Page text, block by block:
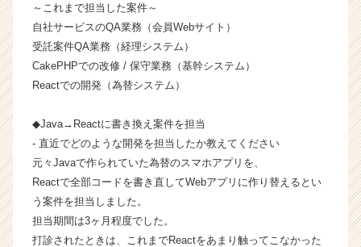
長
企
業
か
ら
ウ
ト
が
届
く
就
活
～これまで担当した案件～
自社サービスのQA業務（会員Webサイト）
受託案件QA業務（経理システム）
CakePHPでの改修 / 保守業務（基幹システム）
Reactでの開発（為替システム）
◆Java→Reactに書き換え案件を担当
- 直近でどのような開発を担当したか教えてください
元々Javaで作られていた為替のスマホアプリを、
Reactで全部コードを書き直してWebアプリに作り替えるとい
う案件を担当しました。
担当期間は3ヶ月程度でした。
打診されたときは、これまでReactをあまり触ってこなかった